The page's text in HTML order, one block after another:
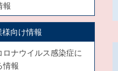
報
様向け情報
ロナウイルス感染症に
情報